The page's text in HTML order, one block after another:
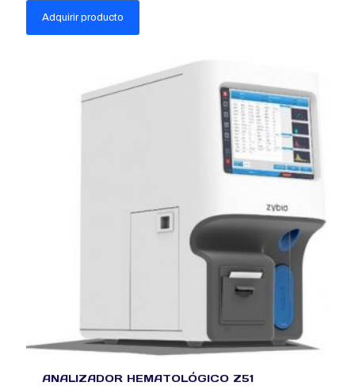
Adquirir producto
ANALIZADOR HEMATOLÓGICO Z51